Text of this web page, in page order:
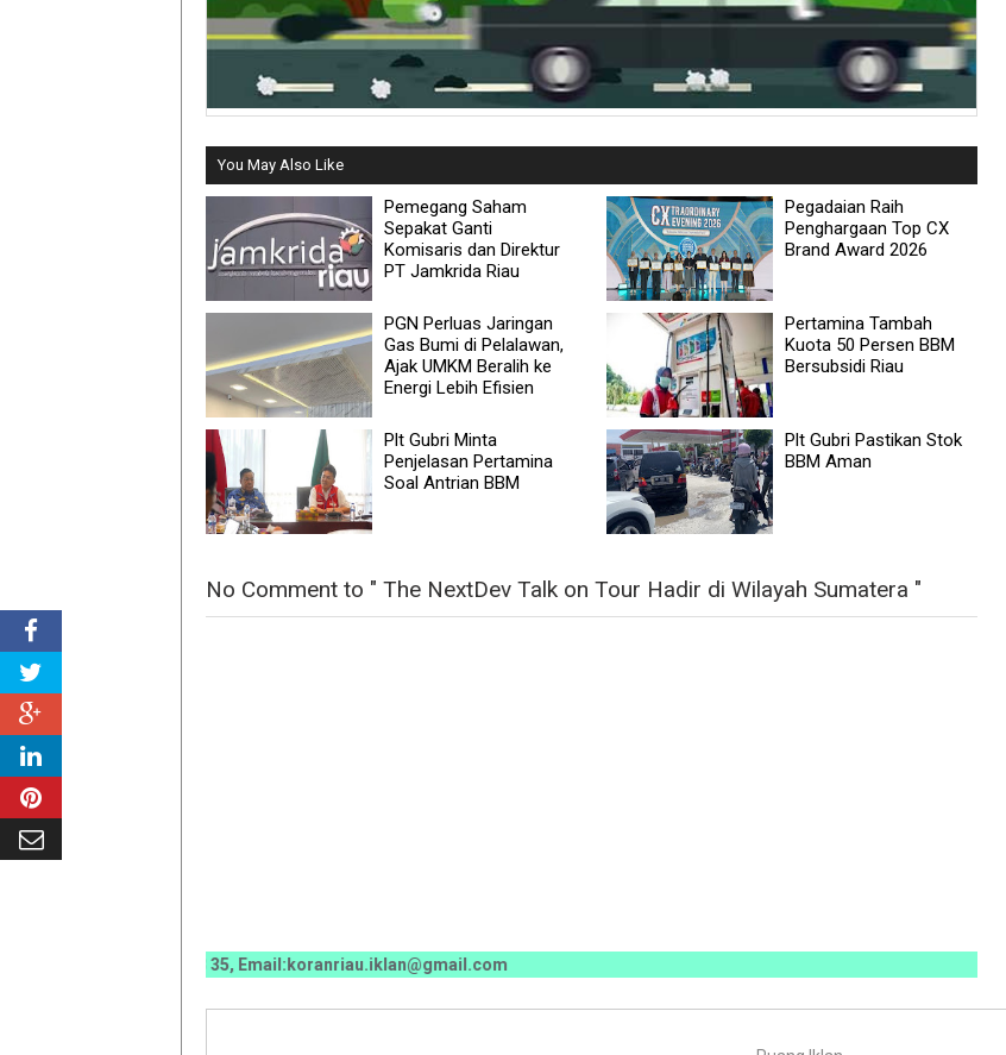
You May Also Like
Pemegang Saham
Sepakat Ganti
Komisaris dan Direktur
PT Jamkrida Riau
Pegadaian Raih
Penghargaan Top CX
Brand Award 2026
PGN Perluas Jaringan
Gas Bumi di Pelalawan,
Ajak UMKM Beralih ke
Energi Lebih Efisien
Pertamina Tambah
Kuota 50 Persen BBM
Bersubsidi Riau
Plt Gubri Minta
Penjelasan Pertamina
Soal Antrian BBM
Plt Gubri Pastikan Stok
BBM Aman
No Comment to " The NextDev Talk on Tour Hadir di Wilayah Sumatera "
0070 / 0811 7673 35, Email:koranriau.iklan@gmail.com